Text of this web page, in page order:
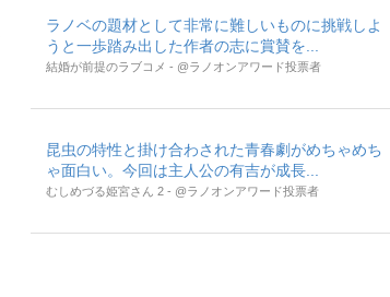
ラノベの題材として非常に難しいものに挑戦しよ
うと一歩踏み出した作者の志に賞賛を...
結婚が前提のラブコメ - @ラノオンアワード投票者
昆虫の特性と掛け合わされた青春劇がめちゃめち
ゃ面白い。今回は主人公の有吉が成長...
むしめづる姫宮さん 2 - @ラノオンアワード投票者